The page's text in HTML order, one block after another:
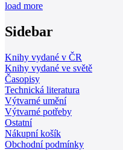
load more
Sidebar
Knihy vydané v ČR
Knihy vydané ve světě
Časopisy
Technická literatura
Výtvarné umění
Výtvarné potřeby
Ostatní
Nákupní košík
Obchodní podmínky